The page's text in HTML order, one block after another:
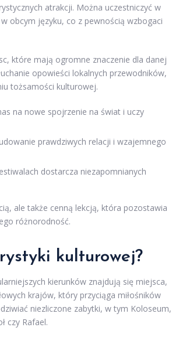
atrakcji. Można uczestniczyć w
obcym języku, co z pewnością wzbogaci
które mają ogromne znaczenie dla danej
opowieści lokalnych przewodników,
tożsamości kulturowej.
na nowe spojrzenie na świat i uczy
prawdziwych relacji i wzajemnego
dostarcza niezapomnianych
ale także cenną lekcją, która pozostawia
różnorodność.
kulturowej?
kierunków znajdują się miejsca,
krajów, który przyciąga miłośników
niezliczone zabytki, w tym Koloseum,
czy Rafael.